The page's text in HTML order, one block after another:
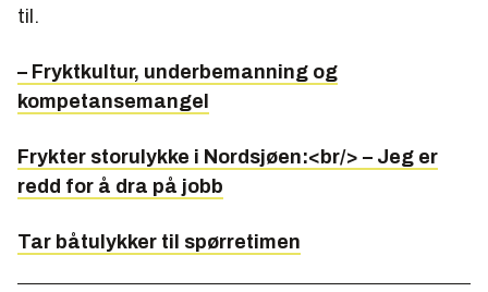
til.
– Fryktkultur, underbemanning og
kompetansemangel
Frykter storulykke i Nordsjøen:<br/> – Jeg er
redd for å dra på jobb
Tar båtulykker til spørretimen